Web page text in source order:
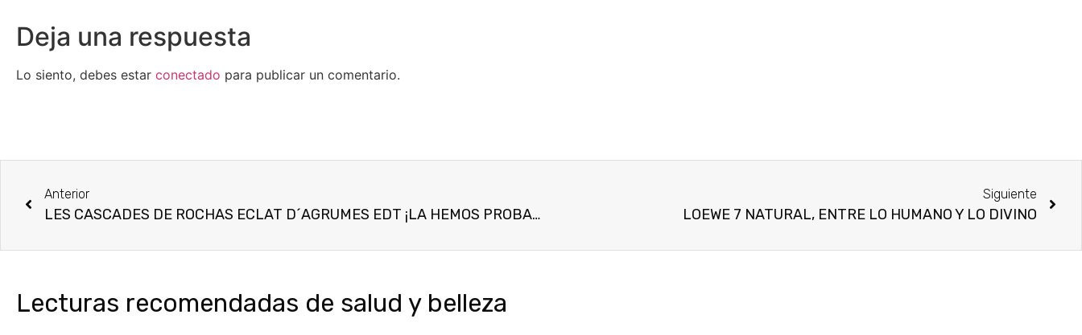
Deja una respuesta
Lo siento, debes estar conectado para publicar un comentario.
Anterior
LES CASCADES DE ROCHAS ECLAT D´AGRUMES EDT ¡LA HEMOS PROBADO!
Siguiente
LOEWE 7 NATURAL, ENTRE LO HUMANO Y LO DIVINO
Lecturas recomendadas de salud y belleza